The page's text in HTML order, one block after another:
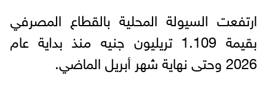
ارتفعت السيولة المحلية بالقطاع المصرفي
بقيمة 1.109 تريليون جنيه منذ بداية عام
2026 وحتى نهاية شهر أبريل الماضي.